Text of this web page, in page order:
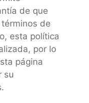
de que
de
esta política
por lo
página
su